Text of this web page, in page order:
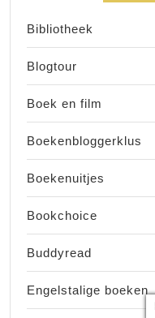
Bibliotheek
Blogtour
Boek en film
Boekenbloggerklus
Boekenuitjes
Bookchoice
Buddyread
Engelstalige boeken